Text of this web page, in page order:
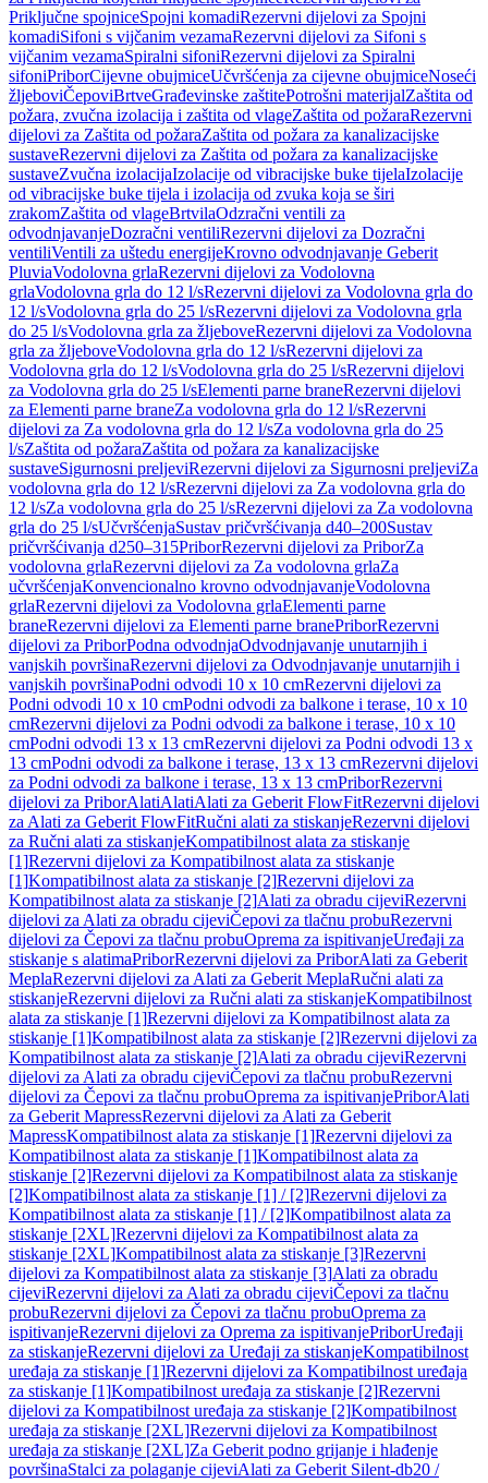
Priključne spojniceSpojni komadiRezervni dijelovi za Spojni
komadiSifoni s vijčanim vezamaRezervni dijelovi za Sifoni s
vijčanim vezamaSpiralni sifoniRezervni dijelovi za Spiralni
sifoniPriborCijevne obujmiceUčvršćenja za cijevne obujmiceNoseći
žljeboviČepoviBrtveGrađevinske zaštitePotrošni materijalZaštita od
požara, zvučna izolacija i zaštita od vlageZaštita od požaraRezervni
dijelovi za Zaštita od požaraZaštita od požara za kanalizacijske
sustaveRezervni dijelovi za Zaštita od požara za kanalizacijske
sustaveZvučna izolacijaIzolacije od vibracijske buke tijelaIzolacije
od vibracijske buke tijela i izolacija od zvuka koja se širi
zrakomZaštita od vlageBrtvilaOdzračni ventili za
odvodnjavanjeDozračni ventiliRezervni dijelovi za Dozračni
ventiliVentili za uštedu energijeKrovno odvodnjavanje Geberit
PluviaVodolovna grlaRezervni dijelovi za Vodolovna
grlaVodolovna grla do 12 l/sRezervni dijelovi za Vodolovna grla do
12 l/sVodolovna grla do 25 l/sRezervni dijelovi za Vodolovna grla
do 25 l/sVodolovna grla za žljeboveRezervni dijelovi za Vodolovna
grla za žljeboveVodolovna grla do 12 l/sRezervni dijelovi za
Vodolovna grla do 12 l/sVodolovna grla do 25 l/sRezervni dijelovi
za Vodolovna grla do 25 l/sElementi parne braneRezervni dijelovi
za Elementi parne braneZa vodolovna grla do 12 l/sRezervni
dijelovi za Za vodolovna grla do 12 l/sZa vodolovna grla do 25
l/sZaštita od požaraZaštita od požara za kanalizacijske
sustaveSigurnosni preljeviRezervni dijelovi za Sigurnosni preljeviZa
vodolovna grla do 12 l/sRezervni dijelovi za Za vodolovna grla do
12 l/sZa vodolovna grla do 25 l/sRezervni dijelovi za Za vodolovna
grla do 25 l/sUčvršćenjaSustav pričvršćivanja d40–200Sustav
pričvršćivanja d250–315PriborRezervni dijelovi za PriborZa
vodolovna grlaRezervni dijelovi za Za vodolovna grlaZa
učvršćenjaKonvencionalno krovno odvodnjavanjeVodolovna
grlaRezervni dijelovi za Vodolovna grlaElementi parne
braneRezervni dijelovi za Elementi parne branePriborRezervni
dijelovi za PriborPodna odvodnjaOdvodnjavanje unutarnjih i
vanjskih površinaRezervni dijelovi za Odvodnjavanje unutarnjih i
vanjskih površinaPodni odvodi 10 x 10 cmRezervni dijelovi za
Podni odvodi 10 x 10 cmPodni odvodi za balkone i terase, 10 x 10
cmRezervni dijelovi za Podni odvodi za balkone i terase, 10 x 10
cmPodni odvodi 13 x 13 cmRezervni dijelovi za Podni odvodi 13 x
13 cmPodni odvodi za balkone i terase, 13 x 13 cmRezervni dijelovi
za Podni odvodi za balkone i terase, 13 x 13 cmPriborRezervni
dijelovi za PriborAlatiAlatiAlati za Geberit FlowFitRezervni dijelovi
za Alati za Geberit FlowFitRučni alati za stiskanjeRezervni dijelovi
za Ručni alati za stiskanjeKompatibilnost alata za stiskanje
[1]Rezervni dijelovi za Kompatibilnost alata za stiskanje
[1]Kompatibilnost alata za stiskanje [2]Rezervni dijelovi za
Kompatibilnost alata za stiskanje [2]Alati za obradu cijeviRezervni
dijelovi za Alati za obradu cijeviČepovi za tlačnu probuRezervni
dijelovi za Čepovi za tlačnu probuOprema za ispitivanjeUređaji za
stiskanje s alatimaPriborRezervni dijelovi za PriborAlati za Geberit
MeplaRezervni dijelovi za Alati za Geberit MeplaRučni alati za
stiskanjeRezervni dijelovi za Ručni alati za stiskanjeKompatibilnost
alata za stiskanje [1]Rezervni dijelovi za Kompatibilnost alata za
stiskanje [1]Kompatibilnost alata za stiskanje [2]Rezervni dijelovi za
Kompatibilnost alata za stiskanje [2]Alati za obradu cijeviRezervni
dijelovi za Alati za obradu cijeviČepovi za tlačnu probuRezervni
dijelovi za Čepovi za tlačnu probuOprema za ispitivanjePriborAlati
za Geberit MapressRezervni dijelovi za Alati za Geberit
MapressKompatibilnost alata za stiskanje [1]Rezervni dijelovi za
Kompatibilnost alata za stiskanje [1]Kompatibilnost alata za
stiskanje [2]Rezervni dijelovi za Kompatibilnost alata za stiskanje
[2]Kompatibilnost alata za stiskanje [1] / [2]Rezervni dijelovi za
Kompatibilnost alata za stiskanje [1] / [2]Kompatibilnost alata za
stiskanje [2XL]Rezervni dijelovi za Kompatibilnost alata za
stiskanje [2XL]Kompatibilnost alata za stiskanje [3]Rezervni
dijelovi za Kompatibilnost alata za stiskanje [3]Alati za obradu
cijeviRezervni dijelovi za Alati za obradu cijeviČepovi za tlačnu
probuRezervni dijelovi za Čepovi za tlačnu probuOprema za
ispitivanjeRezervni dijelovi za Oprema za ispitivanjePriborUređaji
za stiskanjeRezervni dijelovi za Uređaji za stiskanjeKompatibilnost
uređaja za stiskanje [1]Rezervni dijelovi za Kompatibilnost uređaja
za stiskanje [1]Kompatibilnost uređaja za stiskanje [2]Rezervni
dijelovi za Kompatibilnost uređaja za stiskanje [2]Kompatibilnost
uređaja za stiskanje [2XL]Rezervni dijelovi za Kompatibilnost
uređaja za stiskanje [2XL]Za Geberit podno grijanje i hlađenje
površinaStalci za polaganje cijeviAlati za Geberit Silent-db20 /